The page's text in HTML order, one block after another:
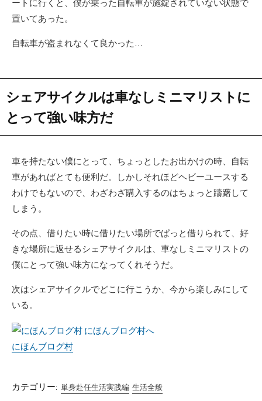
ートに行くと、僕が乗った自転車が施錠されていない状態で
置いてあった。
自転車が盗まれなくて良かった…
シェアサイクルは車なしミニマリストに
とって強い味方だ
車を持たない僕にとって、ちょっとしたお出かけの時、自転
車があればとても便利だ。しかしそれほどヘビーユースする
わけでもないので、わざわざ購入するのはちょっと躊躇して
しまう。
その点、借りたい時に借りたい場所でぱっと借りられて、好
きな場所に返せるシェアサイクルは、車なしミニマリストの
僕にとって強い味方になってくれそうだ。
次はシェアサイクルでどこに行こうか、今から楽しみにして
いる。
にほんブログ村
カテゴリー: 単身赴任生活実践編 生活全般